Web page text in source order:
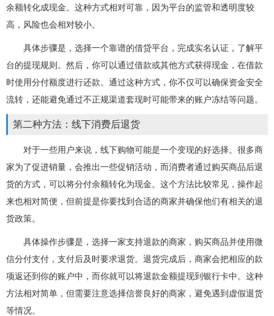
余额转化成现金。这种方式相对可靠，因为平台的监管和透明度较
高，风险也会相对较小。
具体步骤是，选择一个靠谱的借贷平台，完成实名认证，了解平
台的提现规则。然后，你可以通过借款或其他方式获得现金，在借款
时使用分付额度进行还款。通过这种方式，你不仅可以确保资金安全
流转，还能避免通过不正规渠道套现时可能带来的账户冻结等问题。
第二种方法：线下消费后退货
对于一些用户来说，线下购物可能是一个变现的好选择。很多商
家为了促进销量，会推出一些促销活动，而消费者通过购买商品后退
货的方式，可以将分付余额转化为现金。这个方法比较常见，操作起
来也相对简便，但前提是你要找到合适的商家并确保他们有相关的退
货政策。
具体操作步骤是，选择一家支持退款的商家，购买商品并使用微
信分付支付，支付后及时要求退货。退货完成后，商家会把相应的款
项返还到你的账户中，而你就可以将退款金额提现到银行卡中。这种
方法相对简单，但需要注意选择信誉良好的商家，避免遇到虚假退货
等情况。